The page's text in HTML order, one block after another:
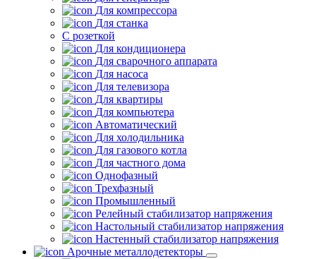
Для компрессора
Для станка
C розеткой
Для кондиционера
Для сварочного аппарата
Для насоса
Для телевизора
Для квартиры
Для компьютера
Автоматический
Для холодильника
Для газового котла
Для частного дома
Однофазный
Трехфазный
Промышленный
Релейный стабилизатор напряжения
Настольный стабилизатор напряжения
Настенный стабилизатор напряжения
Арочные металлодетекторы